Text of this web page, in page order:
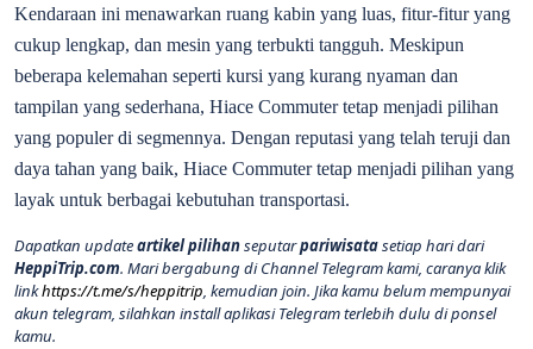
Kendaraan ini menawarkan ruang kabin yang luas, fitur-fitur yang
cukup lengkap, dan mesin yang terbukti tangguh. Meskipun
beberapa kelemahan seperti kursi yang kurang nyaman dan
tampilan yang sederhana, Hiace Commuter tetap menjadi pilihan
yang populer di segmennya. Dengan reputasi yang telah teruji dan
daya tahan yang baik, Hiace Commuter tetap menjadi pilihan yang
layak untuk berbagai kebutuhan transportasi.
Dapatkan updateartikel pilihanseputarpariwisatasetiap hari dari
HeppiTrip.com. Mari bergabung di Channel Telegram kami, caranya klik
linkhttps://t.me/s/heppitrip, kemudian join. Jika kamu belum mempunyai
akun telegram, silahkan install aplikasi Telegram terlebih dulu di ponsel
kamu.